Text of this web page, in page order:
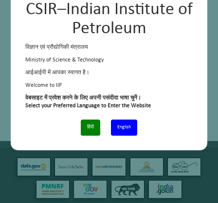
CSIR–Indian Institute of
Petroleum
विज्ञान एवं प्रौद्योगिकी मंत्रालय
Ministry of Science & Technology
आईआईपी में आपका स्वागत है।
Welcome to IIP
वेबसाइट में प्रवेश करने के लिए अपनी पसंदीदा भाषा चुनें।
Select your Preferred Language to Enter the Website
हिंदी English